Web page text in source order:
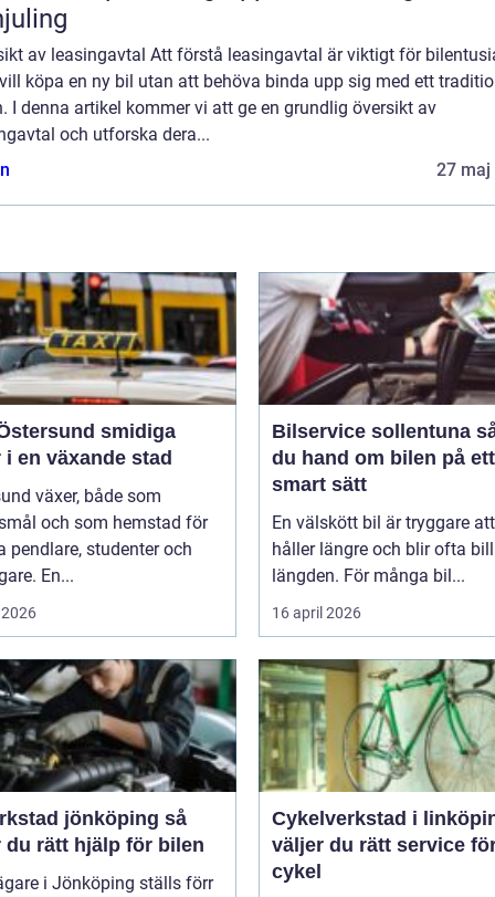
av leasingavtal Att förstå leasingavtal är viktigt för
köpa en ny bil utan att behöva binda upp sig med ett
I denna artikel kommer vi att ge en grundlig översikt av
och utforska dera...
27 maj
smidiga
i en växande stad
växer, både som
och som hemstad för
pendlare, studenter och
En...
Bilservice sollentuna så tar
du hand om bilen på ett
smart sätt
En välskött bil är tryggare
håller längre och blir ofta
längden. För många bil...
16 april 2026
jönköping så
du rätt hjälp för bilen
i Jönköping ställs förr
Cykelverkstad i linköping
väljer du rätt service
cykel